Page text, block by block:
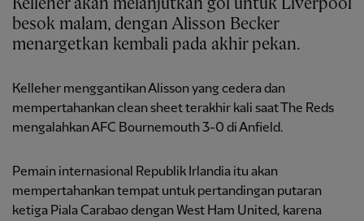
Kelleher akan melanjutkan gol untuk Liverpool
besok malam, dengan Alisson Becker
menargetkan kembali pada akhir pekan.
Kelleher menggantikan Alisson yang cedera dan
mempertahankan clean sheet terakhir kali saat The Reds
mengalahkan AFC Bournemouth 3-0 di Anfield.
Pemain internasional Republik Irlandia itu akan
mempertahankan tempat untuk pertandingan putaran
ketiga Piala Carabao dengan West Ham United, karena